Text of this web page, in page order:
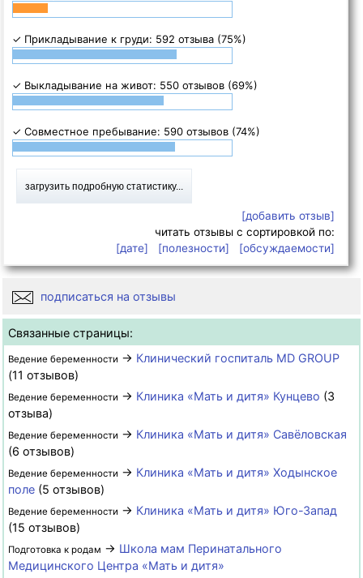
✓ Прикладывание к груди: 592 отзыва (75%)
✓ Выкладывание на живот: 550 отзывов (69%)
✓ Совместное пребывание: 590 отзывов (74%)
загрузить подробную статистику...
[добавить отзыв]
читать отзывы с сортировкой по:
[дате]
[полезности] [обсуждаемости]
подписаться на отзывы
Связанные страницы:
Ведение беременности → Клинический госпиталь MD GROUP
(11 отзывов)
Ведение беременности → Клиника «Мать и дитя» Кунцево (3
отзыва)
Ведение беременности → Клиника «Мать и дитя» Савёловская
(6 отзывов)
Ведение беременности → Клиника «Мать и дитя» Ходынское
поле (5 отзывов)
Ведение беременности → Клиника «Мать и дитя» Юго-Запад
(15 отзывов)
Подготовка к родам → Школа мам Перинатального
Медицинского Центра «Мать и дитя»